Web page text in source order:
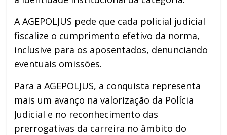
A AGEPOLJUS pede que cada policial judicial
fiscalize o cumprimento efetivo da norma,
inclusive para os aposentados, denunciando
eventuais omissões.
Para a AGEPOLJUS, a conquista representa
mais um avanço na valorização da Polícia
Judicial e no reconhecimento das
prerrogativas da carreira no âmbito do